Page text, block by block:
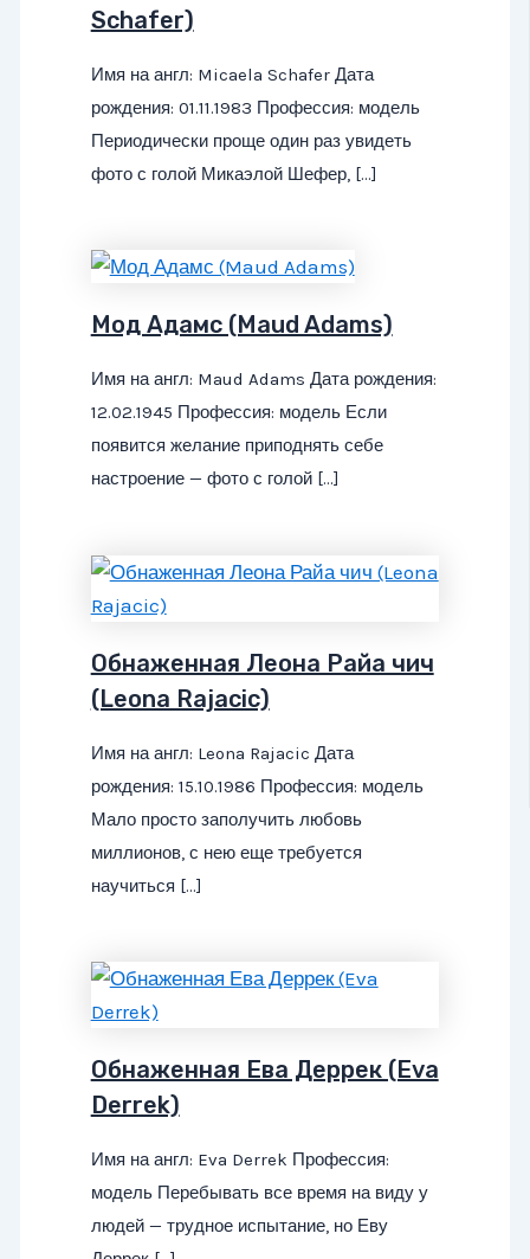
Schafer)
Имя на англ: Micaela Schafer Дата
рождения: 01.11.1983 Профессия: модель
Периодически проще один раз увидеть
фото с голой Микаэлой Шефер, […]
Мод Адамс (Maud Adams)
Имя на англ: Maud Adams Дата рождения:
12.02.1945 Профессия: модель Если
появится желание приподнять себе
настроение — фото с голой […]
Обнаженная Леона Райа чич
(Leona Rajacic)
Имя на англ: Leona Rajacic Дата
рождения: 15.10.1986 Профессия: модель
Мало просто заполучить любовь
миллионов, с нею еще требуется
научиться […]
Обнаженная Ева Деррек (Eva
Derrek)
Имя на англ: Eva Derrek Профессия:
модель Перебывать все время на виду у
людей — трудное испытание, но Еву